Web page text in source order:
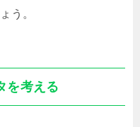
う。
を考える